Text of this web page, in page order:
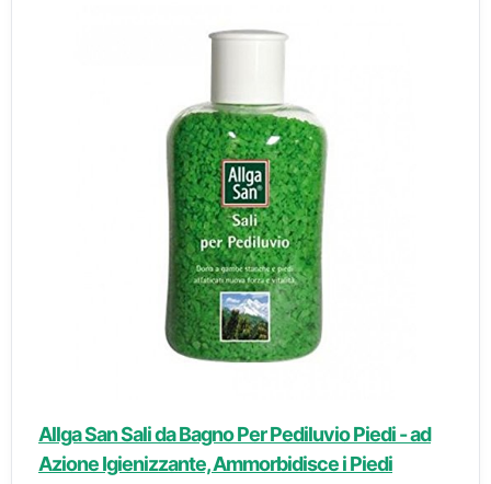
Allga San Sali da Bagno Per Pediluvio Piedi - ad
Azione Igienizzante, Ammorbidisce i Piedi